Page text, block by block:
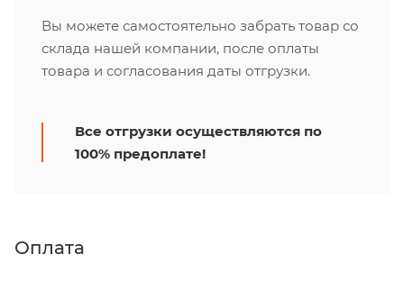
Вы можете самостоятельно забрать товар со
склада нашей компании, после оплаты
товара и согласования даты отгрузки.
Все отгрузки осуществляются по
100% предоплате!
Оплата